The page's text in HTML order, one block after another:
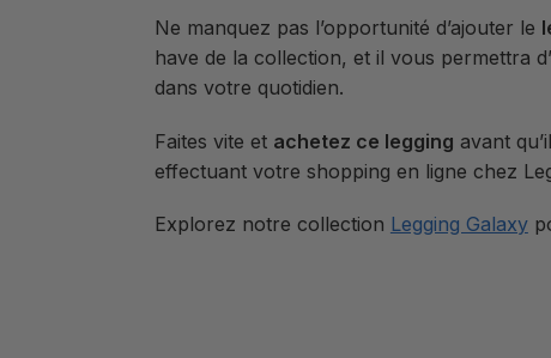
Ne manquez pas l’opportunité d’ajouter le
have de la collection, et il vous permettra
dans votre quotidien.
Faites vite et achetez ce legging avant
effectuant votre shopping en ligne chez
Explorez notre collection Legging Galaxy